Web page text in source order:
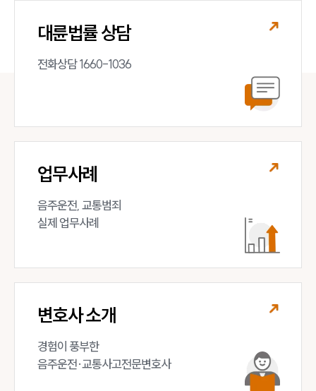
대륜법률 상담
전화상담 1660-1036
업무사례
음주운전, 교통범죄
실제 업무사례
변호사 소개
경험이 풍부한
음주운전·교통사고전문변호사